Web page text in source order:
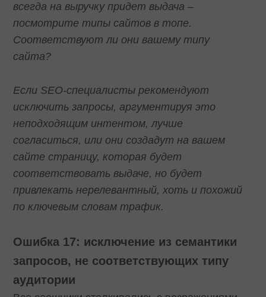
всегда на выручку придет выдача –
посмотрите типы сайтов в топе.
Соответствуют ли они вашему типу
сайта?
Если SEO-специалисты рекомендуют
исключить запросы, аргументируя это
неподходящим интентом, лучше
согласиться, или они создадут на вашем
сайте страницу, которая будет
соответствовать выдаче, но будет
привлекать нерелевантный, хоть и похожий
по ключевым словам трафик.
Ошибка 17: исключение из семантики
запросов, не соответствующих типу
аудитории